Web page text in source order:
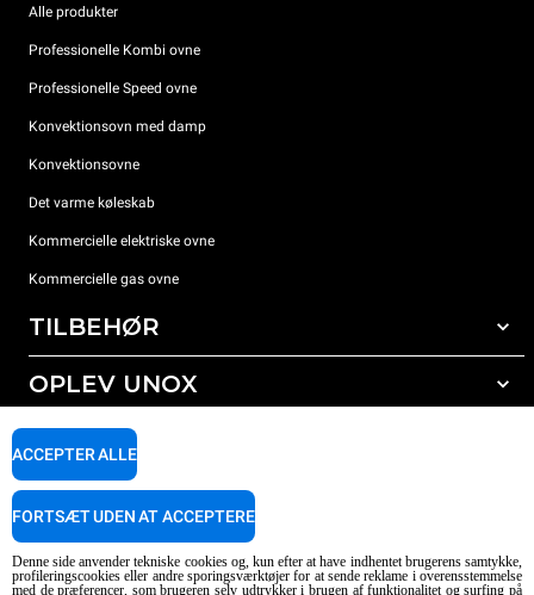
Alle produkter
Professionelle Kombi ovne
Professionelle Speed ovne
Konvektionsovn med damp
Konvektionsovne
Det varme køleskab
Kommercielle elektriske ovne
Kommercielle gas ovne
TILBEHØR
Alt tilbehør
Rengøringsmidler til manuel vask
OPLEV UNOX
Vores kontorer rundt om i verden
SUPPORT
FIND SERVICECENTER
Denne side anvender tekniske cookies og, kun efter at have indhentet brugerens samtykke,
profileringscookies eller andre sporingsværktøjer for at sende reklame i overensstemmelse
med de præferencer, som brugeren selv udtrykker i brugen af funktionalitet og surfing på
ACCEPTER ALLE
FORTSÆT UDEN AT ACCEPTERE